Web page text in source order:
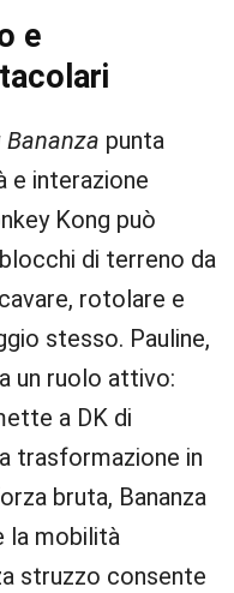
e
Bananza punta
e interazione
Kong può
di terreno da
rotolare e
stesso. Pauline,
un ruolo attivo:
a DK di
trasformazione in
bruta, Bananza
la mobilità
struzzo consente